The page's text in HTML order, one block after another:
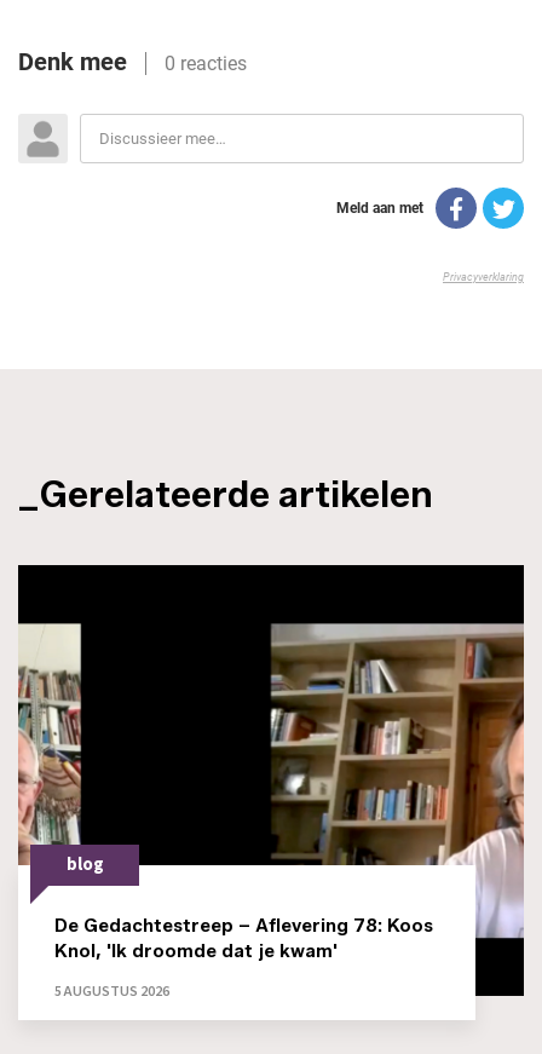
_Gerelateerde artikelen
blog
De Gedachtestreep – Aflevering 78: Koos
Knol, 'Ik droomde dat je kwam'
5 AUGUSTUS 2026